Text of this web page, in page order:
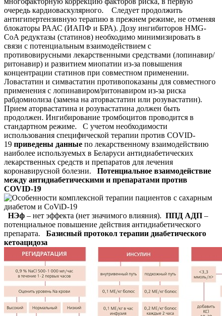
очередь кардиоваскулярного. Следует продолжить
антигипертензивную терапию в прежнем режиме, не отменяя
блокаторы РААС (ИАПФ и БРА). Дозу ингибиторов HMG-
CoA редуктазы (статинов) необходимо минимизировать в
связи с потенциальным взаимодействием с
противовирусными лекарственными средствами (лопинавир/
ритонавир) и развитием миопатии из-за повышения
концентрации статинов при совместном применении.
Ловастатин и симвастатин противопоказаны для совместного
применения с лопинавиром/ритонавиром из-за риска
рабдомиолиза (замена на аторвастатин или розувастатин).
Прием аторвастатина и розувастатина должен быть
продолжен. Ингибирование тромбоцитов проводится в
стандартном режиме. С учетом необходимости
использования специфической терапии против COVID-
19 приведены данные по лекарственному взаимодействию
наиболее используемых в Беларуси антидиабетических
лекарственных средств и препаратов для лечения
коронавирусной болезни.
Потенциальное взаимодействие
между антидиабетическими и препаратами против
COVID-19
НЭф – нет эффекта (нет значимого влияния). ППД АДП –
потенциальное повышение действия антидиабетического
препарата. Базисный протокол терапии диабетического
кетоацидоза